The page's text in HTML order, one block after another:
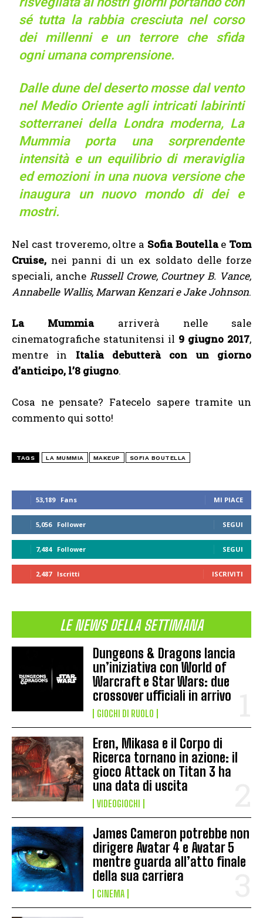
53,189 Fans MI PIACE
5,056 Follower SEGUI
7,484 Follower SEGUI
2,487 Iscritti ISCRIVITI
LE NEWS DELLA SETTIMANA
Dungeons & Dragons lancia
un’iniziativa con World of
Warcraft e Star Wars: due
crossover ufficiali in arrivo
GIOCHI DI RUOLO
Eren, Mikasa e il Corpo di
Ricerca tornano in azione: il
gioco Attack on Titan 3 ha
una data di uscita
VIDEOGIOCHI
James Cameron potrebbe non
dirigere Avatar 4 e Avatar 5
mentre guarda all’atto finale
della sua carriera
CINEMA
sé tutta la rabbia cresciuta nel corso
dei millenni e un terrore che sfida
ogni umana comprensione.
Dalle dune del deserto mosse dal vento
nel Medio Oriente agli intricati labirinti
sotterranei della Londra moderna, La
Mummia porta una sorprendente
intensità e un equilibrio di meraviglia
ed emozioni in una nuova versione che
inaugura un nuovo mondo di dei e
mostri.
Nel cast troveremo, oltre a Sofia Boutellae Tom
Cruise, nei panni di un ex soldato delle forze
speciali, anche Russell Crowe, Courtney B. Vance,
Annabelle Wallis, Marwan Kenzari e Jake Johnson.
La Mummiaarriverà nelle sale
cinematografiche statunitensi il 9 giugno 2017,
mentre in Italia debutterà con un giorno
d’anticipo, l’8 giugno.
Cosa ne pensate? Fatecelo sapere tramite un
commento qui sotto!
TAGS LA MUMMIA MAKEUP SOFIA BOUTELLA